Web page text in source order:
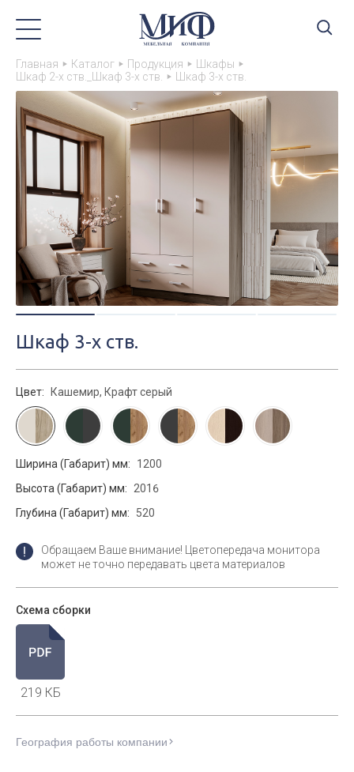
Главная Каталог Продукция
Шкафы
Шкаф 2-х ств._Шкаф 3-х ств.
Шкаф 3-х ств.
Шкаф 3-х ств.
Цвет: Кашемир, Крафт серый
Ширина (Габарит) мм:
1200
Высота (Габарит) мм:
2016
Глубина (Габарит) мм:
520
Обращаем Ваше внимание! Цветопередача монитора
может не точно передавать цвета материалов
Схема сборки
219 КБ
География работы компании